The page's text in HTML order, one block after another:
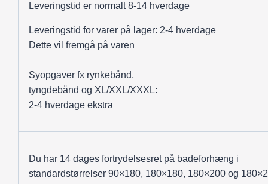
Leveringstid er normalt 8-14 hverdage
Leveringstid for varer på lager: 2-4 hverdage
Dette vil fremgå på varen
Syopgaver fx rynkebånd,
tyngdebånd og XL/XXL/XXXL:
2-4 hverdage ekstra
Du har 14 dages fortrydelsesret på badeforhæng i
standardstørrelser 90×180, 180×180, 180×200 og